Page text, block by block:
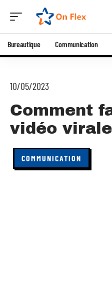
Bureautique Communication
10/05/2023
Comment
vidéo
COMMUNICATION